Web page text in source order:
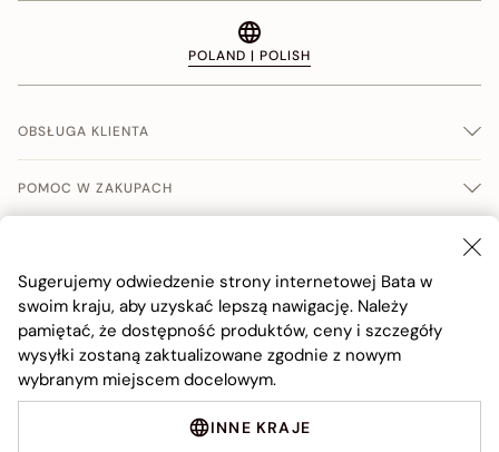
Sugerujemy odwiedzenie strony internetowej Bata w
swoim kraju, aby uzyskać lepszą nawigację. Należy
pamiętać, że dostępność produktów, ceny i szczegóły
wysyłki zostaną zaktualizowane zgodnie z nowym
wybranym miejscem docelowym.
INNE KRAJE
POLAND | POLISH
OBSŁUGA KLIENTA
POMOC W ZAKUPACH
FIRMA